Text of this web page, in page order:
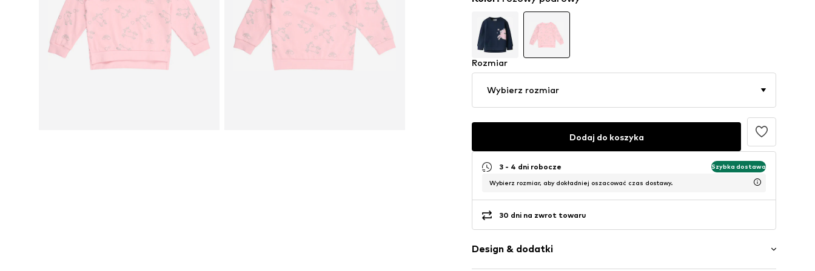
Rozmiar
Wybierz rozmiar
Dodaj do koszyka
3 - 4 dni robocze Szybka dostawa
Wybierz rozmiar, aby dokładniej oszacować czas dostawy.
30 dni na zwrot towaru
Design & dodatki